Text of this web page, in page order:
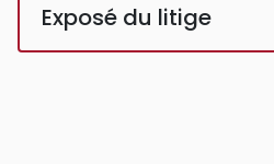
Exposé du litige